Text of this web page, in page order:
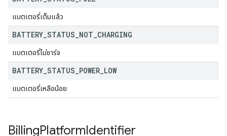
แบตเตอรี่เต็มแล้ว
BATTERY STATUS NOT CHARGING
แบตเตอรี่ไม่ชาร์จ
BATTERY STATUS POWER LOW
แบตเตอรี่เหลือน้อย
BillingPlatformIdentifier